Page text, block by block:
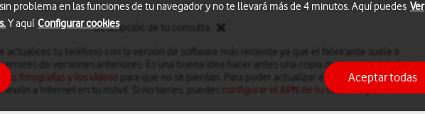
Descripción de tu consulta
de versiones anteriores. Es una buena idea hacer antes una copia de seguridad de la
las fotografías y los vídeos
para que no se pierdan. Para poder actualizar el software del teléfono,
a Internet en tu móvil. Si no tienes, puedes
configurar el APN de tu teléfono para Internet
problema en las funciones de tu navegador y no te llevará más de 4 minutos. Aquí puedes Ver
Y aquí Configurar cookies
Aceptar todas